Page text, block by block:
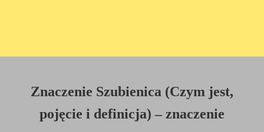
Znaczenie Szubienica (Czym jest,
pojęcie i definicja) – znaczenie